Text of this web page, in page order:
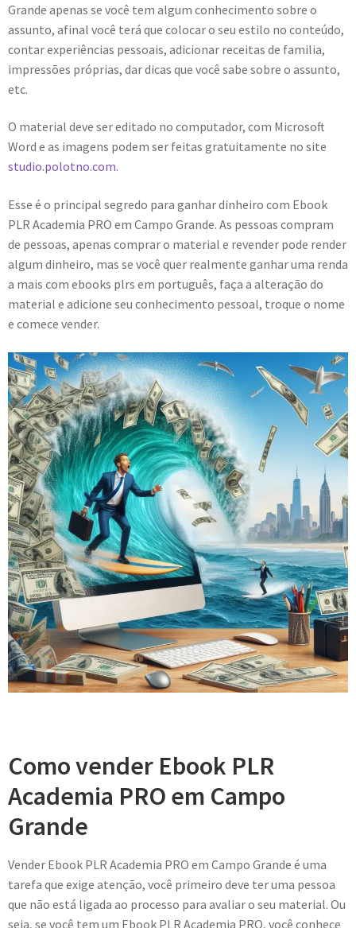
Grande apenas se você tem algum conhecimento sobre o
assunto, afinal você terá que colocar o seu estilo no conteúdo,
contar experiências pessoais, adicionar receitas de familia,
impressões próprias, dar dicas que você sabe sobre o assunto,
etc.
O material deve ser editado no computador, com Microsoft
Word e as imagens podem ser feitas gratuitamente no site
studio.polotno.com.
Esse é o principal segredo para ganhar dinheiro com Ebook
PLR Academia PRO em Campo Grande. As pessoas compram
de pessoas, apenas comprar o material e revender pode render
algum dinheiro, mas se você quer realmente ganhar uma renda
a mais com ebooks plrs em português, faça a alteração do
material e adicione seu conhecimento pessoal, troque o nome
e comece vender.
Como vender Ebook PLR
Academia PRO em Campo
Grande
Vender Ebook PLR Academia PRO em Campo Grande é uma
tarefa que exige atenção, você primeiro deve ter uma pessoa
que não está ligada ao processo para avaliar o seu material. Ou
seja, se você tem um Ebook PLR Academia PRO, você conhece